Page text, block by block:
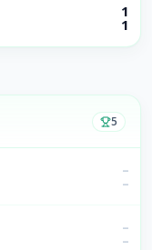
1
1
5
–
–
–
–